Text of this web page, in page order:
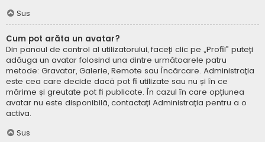
Sus
Cum pot arăta un avatar?
Din panoul de control al utilizatorului, faceți clic pe „Profil” puteți
adăuga un avatar folosind una dintre următoarele patru
metode: Gravatar, Galerie, Remote sau Încărcare. Administrația
este cea care decide dacă pot fi utilizate sau nu și în ce
mărime și greutate pot fi publicate. În cazul în care opțiunea
avatar nu este disponibilă, contactați Administrația pentru a o
activa.
Sus